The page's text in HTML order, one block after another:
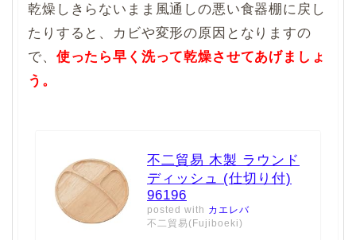
乾燥しきらないまま風通しの悪い食器棚に戻し
たりすると、カビや変形の原因となりますの
で、 使ったら早く洗って乾燥させてあげましょ
う。
不二貿易 木製 ラウンド
ディッシュ (仕切り付)
96196
posted with カエレバ
不二貿易(Fujiboeki)